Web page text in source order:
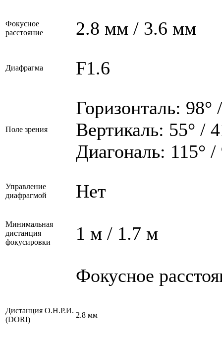
Фокусное
расстояние
2.8 мм / 3.6 мм
Диафрагма F1.6
Поле зрения
Горизонталь: 98°
Вертикаль: 55° /
Диагональ: 115° /
Управление
диафрагмой
Нет
Минимальная
дистанция
фокусировки
1 м / 1.7 м
Дистанция О.Н.Р.И.
(DORI)
Фокусное
2.8 мм